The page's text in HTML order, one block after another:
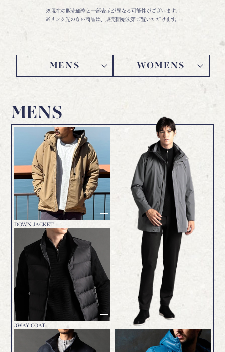
※現在の販売価格と一部表示が異なる可能性がございます。
※リンク先のない商品は、販売開始次第ご覧いただけます。
MENS WOMENS
MENS
DOWN JACKET
3WAY COAT